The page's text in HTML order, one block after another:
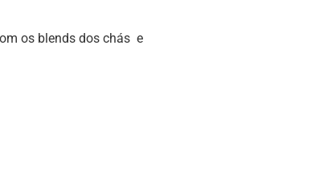
os blends dos chás e